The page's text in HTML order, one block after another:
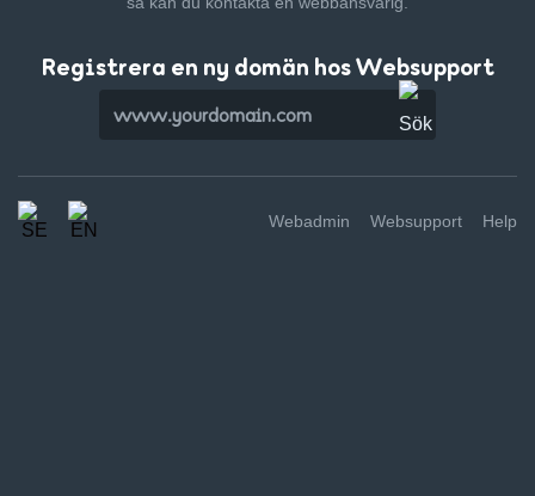
Registrera en ny domän hos Websupport
Webadmin Websupport Help